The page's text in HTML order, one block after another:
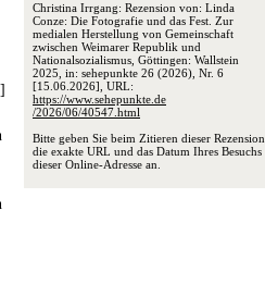
Christina Irrgang: Rezension von: Linda
Conze: Die Fotografie und das Fest. Zur
medialen Herstellung von Gemeinschaft
zwischen Weimarer Republik und
Nationalsozialismus, Göttingen: Wallstein
2025, in: sehepunkte 26 (2026), Nr. 6
[15.06.2026], URL:
https://www.sehepunkte.de
/2026/06/40547.html
Bitte geben Sie beim Zitieren dieser Rezension
die exakte URL und das Datum Ihres Besuchs
dieser Online-Adresse an.
]